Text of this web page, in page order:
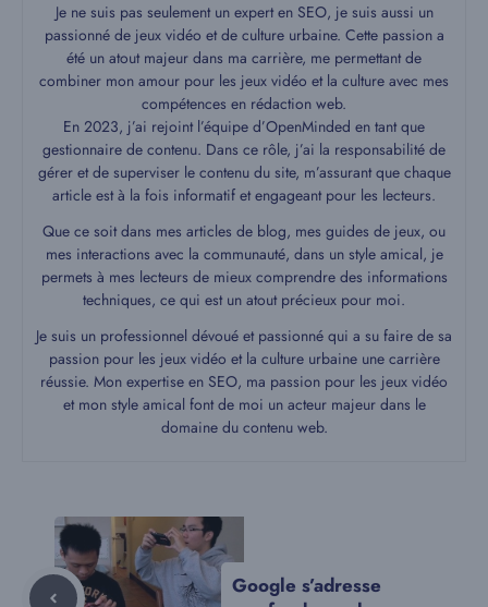
Je ne suis pas seulement un expert en SEO, je suis aussi un
passionné de jeux vidéo et de culture urbaine. Cette passion a
été un atout majeur dans ma carrière, me permettant de
combiner mon amour pour les jeux vidéo et la culture avec mes
compétences en rédaction web.
En 2023, j’ai rejoint l’équipe d’OpenMinded en tant que
gestionnaire de contenu. Dans ce rôle, j’ai la responsabilité de
gérer et de superviser le contenu du site, m’assurant que chaque
article est à la fois informatif et engageant pour les lecteurs.
Que ce soit dans mes articles de blog, mes guides de jeux, ou
mes interactions avec la communauté, dans un style amical, je
permets à mes lecteurs de mieux comprendre des informations
techniques, ce qui est un atout précieux pour moi.
Je suis un professionnel dévoué et passionné qui a su faire de sa
passion pour les jeux vidéo et la culture urbaine une carrière
réussie. Mon expertise en SEO, ma passion pour les jeux vidéo
et mon style amical font de moi un acteur majeur dans le
domaine du contenu web.
Google s’adresse